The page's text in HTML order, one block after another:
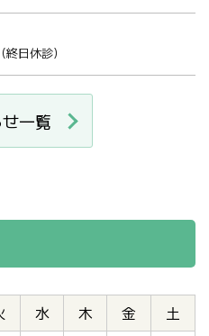
日休診）
一覧
水 木 金
土